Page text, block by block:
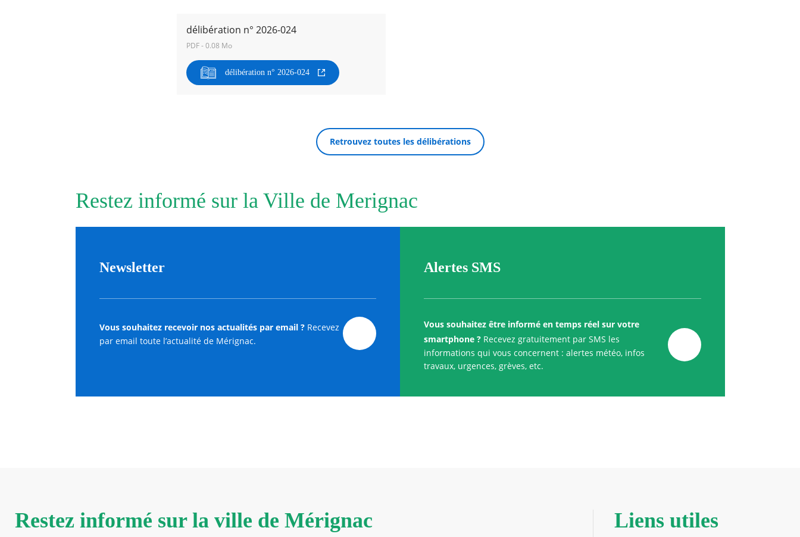
délibération n° 2026-024
PDF - 0.08 Mo
délibération n° 2026-024
Retrouvez toutes les délibérations
Restez informé sur la Ville de Merignac
Newsletter
Vous souhaitez recevoir nos actualités par email ?Recevez
par email toute l’actualité de Mérignac.
Alertes SMS
Vous souhaitez être informé en temps réel sur votre
smartphone ? Recevez gratuitement par SMS les
informations qui vous concernent : alertes météo, infos
travaux, urgences, grèves, etc.
Restez informé sur la ville de Mérignac Liens utiles